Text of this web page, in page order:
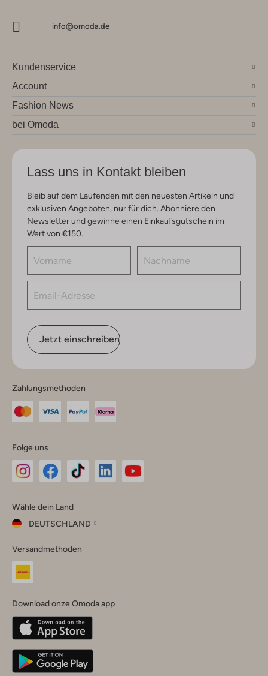
info@omoda.de
Kundenservice
Account
Fashion News
bei Omoda
Lass uns in Kontakt bleiben
Bleib auf dem Laufenden mit den neuesten Artikeln und
exklusiven Angeboten, nur für dich. Abonniere den
Newsletter und gewinne einen Einkaufsgutschein im
Wert von €150.
Jetzt einschreiben
Zahlungsmethoden
Folge uns
Instagram
Facebook
TikTok
Wähle dein Land
DEUTSCHLAND
dein
Land
Belgique(Français)
Deutschland
Versandmethoden
Download onze Omoda app